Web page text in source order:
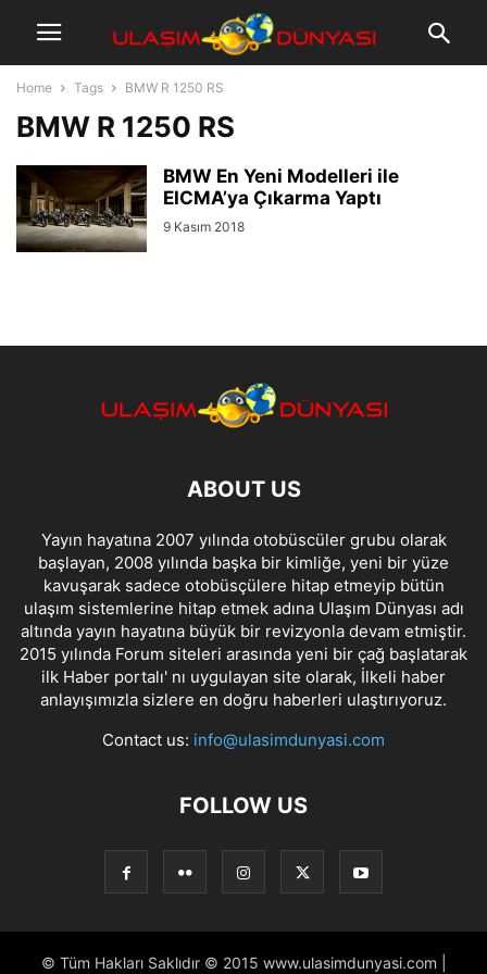
Home Tags BMW R 1250 RS
BMW R 1250 RS
BMW En Yeni Modelleri ile
EICMA’ya Çıkarma Yaptı
9 Kasım 2018
ABOUT US
Yayın hayatına 2007 yılında otobüscüler grubu olarak
başlayan, 2008 yılında başka bir kimliğe, yeni bir yüze
kavuşarak sadece otobüsçülere hitap etmeyip bütün
ulaşım sistemlerine hitap etmek adına Ulaşım Dünyası adı
altında yayın hayatına büyük bir revizyonla devam etmiştir.
2015 yılında Forum siteleri arasında yeni bir çağ başlatarak
ilk Haber portalı' nı uygulayan site olarak, İlkeli haber
anlayışımızla sizlere en doğru haberleri ulaştırıyoruz.
Contact us: info@ulasimdunyasi.com
FOLLOW US
© Tüm Hakları Saklıdır © 2015 www.ulasimdunyasi.com |